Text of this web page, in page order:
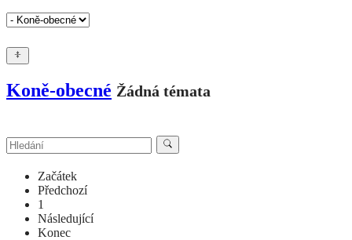
Koně-obecné Žádná témata
Začátek
Předchozí
1
Následující
Konec